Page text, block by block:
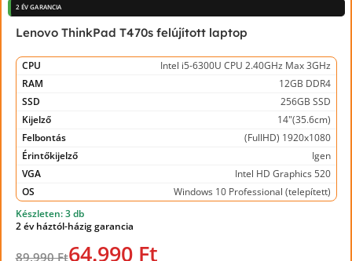
2 ÉV GARANCIA
Lenovo ThinkPad T470s felújított laptop
CPU
Intel i5-6300U CPU 2.40GHz Max 3GHz
RAM
12GB DDR4
SSD
256GB SSD
Kijelző
14"(35.6cm)
Felbontás
(FullHD) 1920x1080
Érintőkijelző
Igen
VGA
Intel HD Graphics 520
OS
Windows 10 Professional (telepített)
Készleten: 3 db
2 év háztól-házig garancia
89.990 Ft64.990 Ft